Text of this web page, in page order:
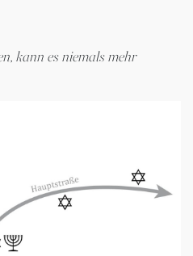
kann es niemals mehr